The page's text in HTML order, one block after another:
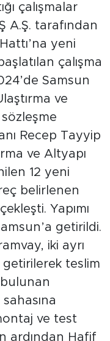
çalışmalar
A.Ş. tarafından
yeni
çalışma
Samsun
ve
sözleşme
Recep Tayyip
ve Altyapı
12 yeni
belirlenen
Yapımı
getirildi.
iki ayrı
teslim
ve test
ardından Hafif